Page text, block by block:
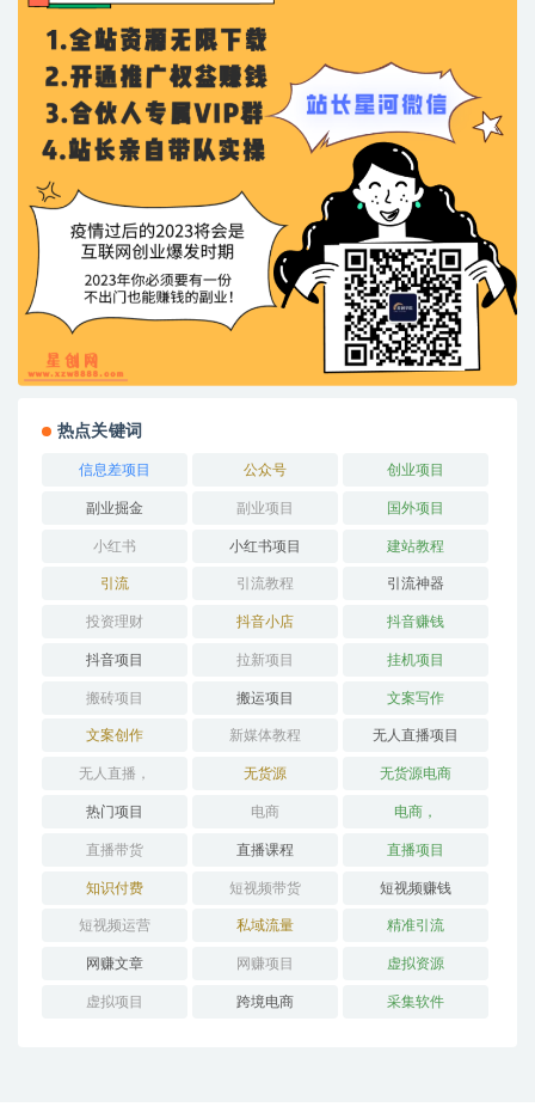
热点关键词
信息差项目 公众号 创业项目
副业掘金 副业项目 国外项目
小红书 小红书项目 建站教程
引流 引流教程 引流神器
投资理财 抖音小店 抖音赚钱
抖音项目 拉新项目 挂机项目
搬砖项目 搬运项目 文案写作
文案创作 新媒体教程 无人直播项目
无人直播， 无货源 无货源电商
热门项目 电商 电商，
直播带货 直播课程 直播项目
知识付费 短视频带货 短视频赚钱
短视频运营 私域流量 精准引流
网赚文章 网赚项目 虚拟资源
虚拟项目 跨境电商 采集软件